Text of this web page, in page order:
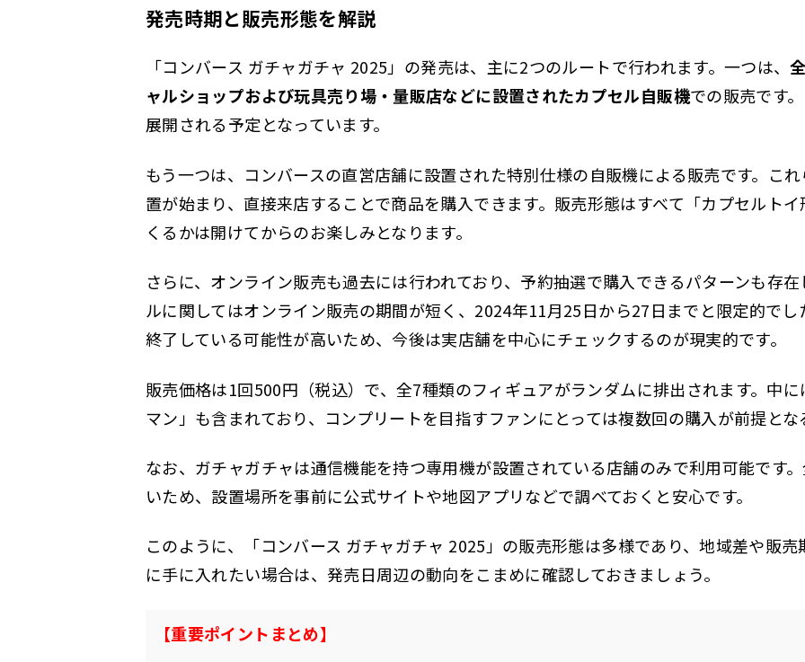
発売時期と販売形態を解説
「コンバース ガチャガチャ 2025」の発売は、主に2つのルートで行われます。一つは、
ャルショップおよび玩具売り場・量販店などに設置されたカプセル自販機での販売です
展開される予定となっています。
もう一つは、コンバースの直営店舗に設置された特別仕様の自販機による販売です。こ
置が始まり、直接来店することで商品を購入できます。販売形態はすべて「カプセルト
くるかは開けてからのお楽しみとなります。
さらに、オンライン販売も過去には行われており、予約抽選で購入できるパターンも存
ルに関してはオンライン販売の期間が短く、2024年11月25日から27日までと限定的で
終了している可能性が高いため、今後は実店舗を中心にチェックするのが現実的です。
販売価格は1回500円（税込）で、全7種類のフィギュアがランダムに排出されます。中
マン」も含まれており、コンプリートを目指すファンにとっては複数回の購入が前提とな
なお、ガチャガチャは通信機能を持つ専用機が設置されている店舗のみで利用可能です
いため、設置場所を事前に公式サイトや地図アプリなどで調べておくと安心です。
このように、「コンバース ガチャガチャ 2025」の販売形態は多様であり、地域差や販
に手に入れたい場合は、発売日周辺の動向をこまめに確認しておきましょう。
【重要ポイントまとめ】